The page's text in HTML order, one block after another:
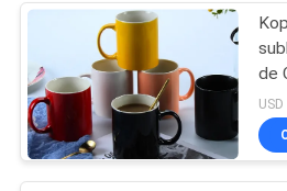
Roestvrij
staalbestek
de